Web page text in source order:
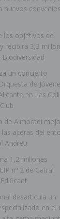
08/2026 ] La
08/2026 ] Benferri
08/2026 ] Rojales
08/2026 ]
08/2026 ] Benferri
08/2026 ]
nuevos
los objetivos de
y recibirá 3,3
Biodiversidad
un concierto
de
en Las
de Almoradí
las aceras del
Andreu
1,2 millones
nº 2 de Catral
desarticula un
en el